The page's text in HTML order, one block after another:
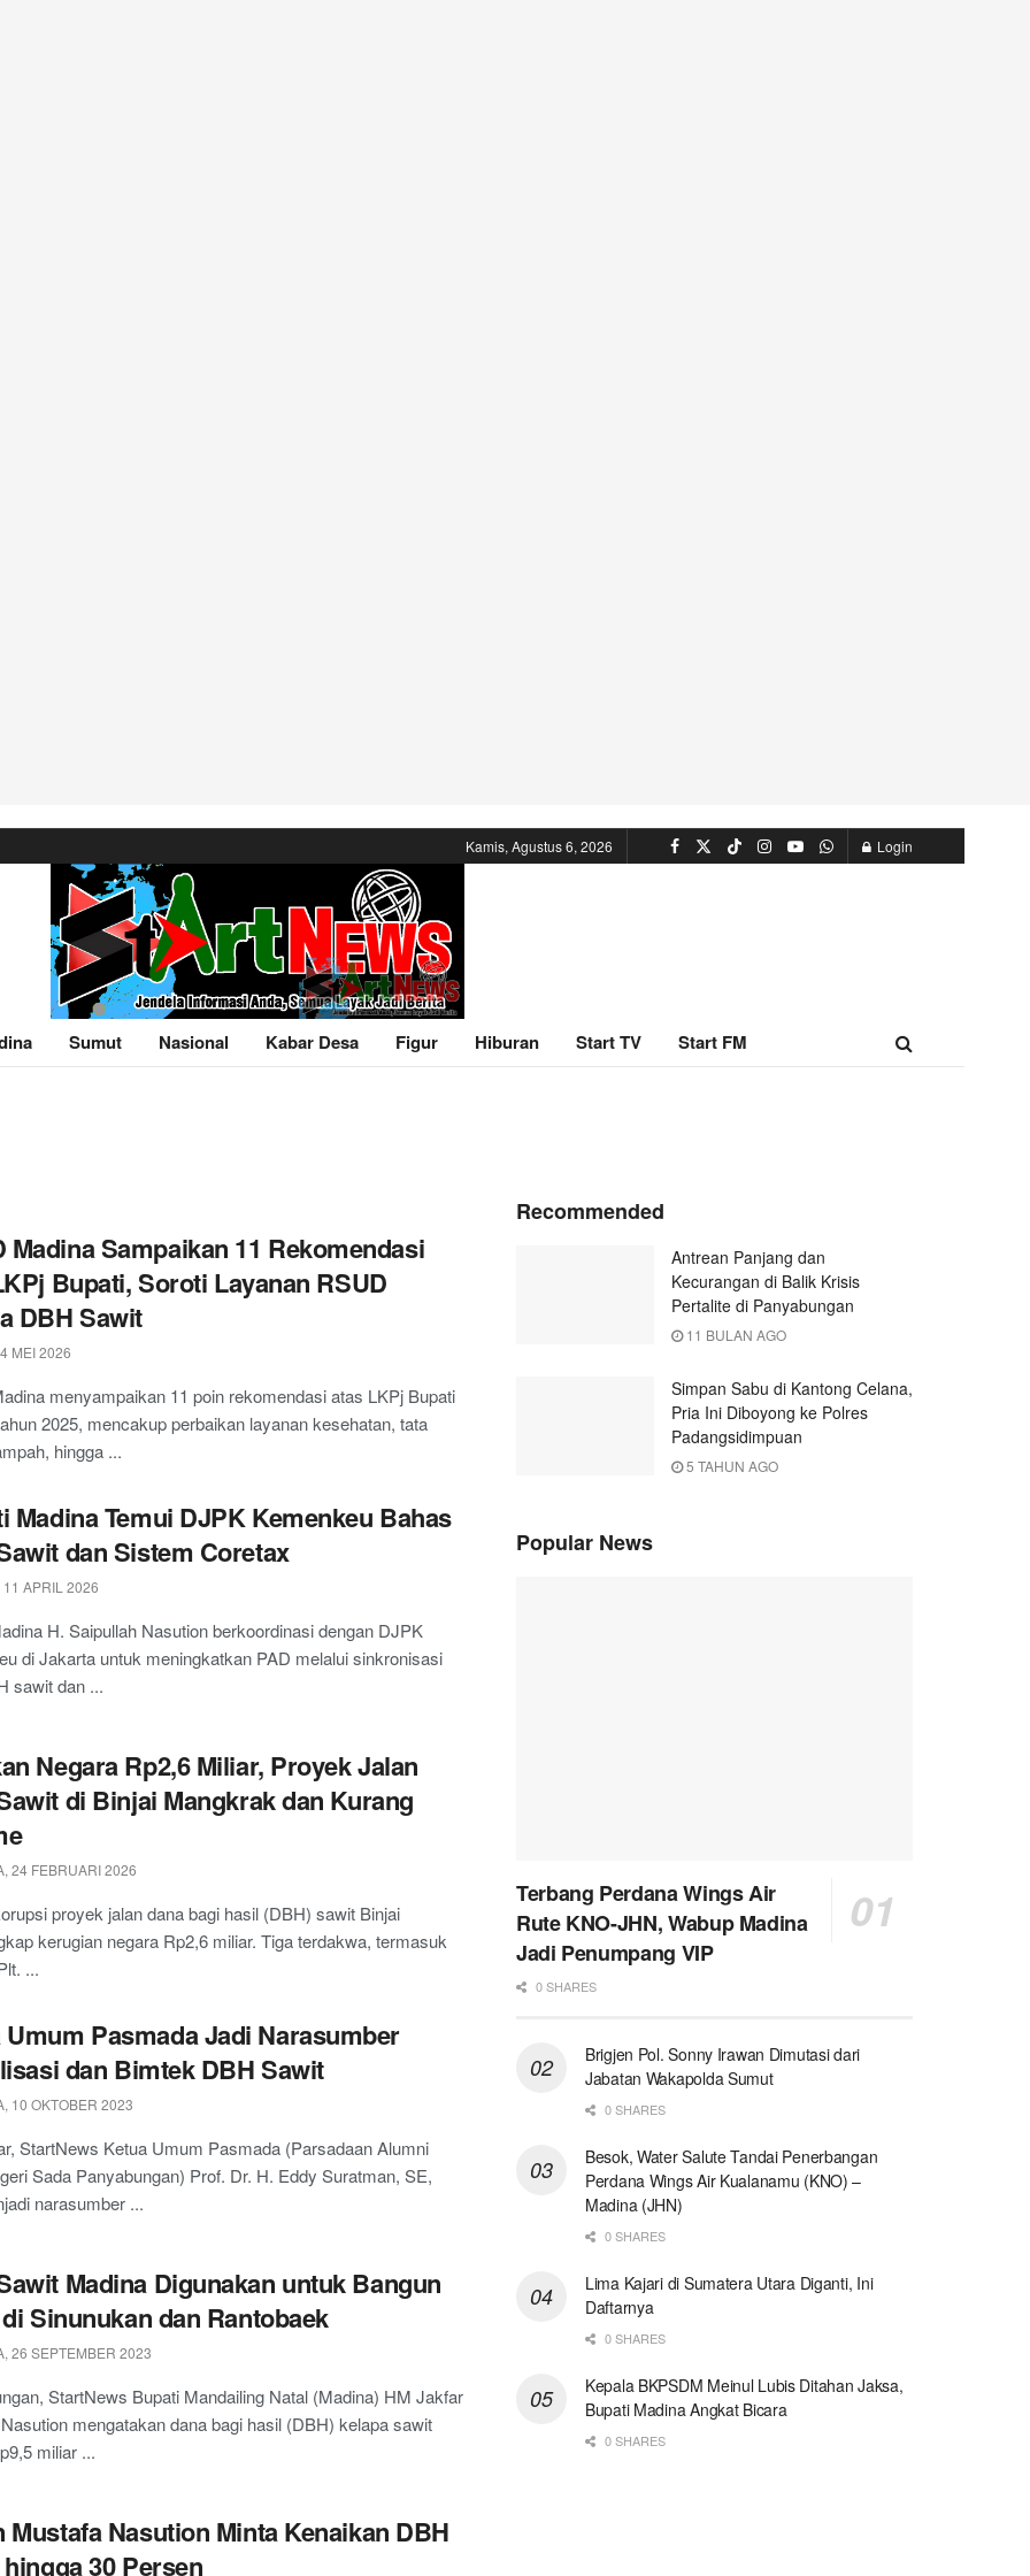
Kamis, Agustus 6, 2026 Login
Sumut Nasional Kabar Desa Figur Hiburan Start TV Start FM
Madina Sampaikan 11 Rekomendasi
Bupati, Soroti Layanan RSUD
DBH Sawit
MEI 2026
menyampaikan 11 poin rekomendasi atas LKPj Bupati
2025, mencakup perbaikan layanan kesehatan, tata
hingga ...
Madina Temui DJPK Kemenkeu Bahas
dan Sistem Coretax
APRIL 2026
H. Saipullah Nasution berkoordinasi dengan DJPK
di Jakarta untuk meningkatkan PAD melalui sinkronisasi
sawit dan ...
Negara Rp2,6 Miliar, Proyek Jalan
di Binjai Mangkrak dan Kurang
24 FEBRUARI 2026
proyek jalan dana bagi hasil (DBH) sawit Binjai
kerugian negara Rp2,6 miliar. Tiga terdakwa, termasuk
...
Umum Pasmada Jadi Narasumber
dan Bimtek DBH Sawit
10 OKTOBER 2023
StartNews Ketua Umum Pasmada (Parsadaan Alumni
Sada Panyabungan) Prof. Dr. H. Eddy Suratman, SE,
narasumber ...
Madina Digunakan untuk Bangun
Sinunukan dan Rantobaek
26 SEPTEMBER 2023
StartNews Bupati Mandailing Natal (Madina) HM Jakfar
mengatakan dana bagi hasil (DBH) kelapa sawit
miliar ...
Mustafa Nasution Minta Kenaikan DBH
30 Persen
Recommended
Antrean Panjang dan
Kecurangan di Balik Krisis
Pertalite di Panyabungan
11 BULAN AGO
Simpan Sabu di Kantong Celana,
Pria Ini Diboyong ke Polres
Padangsidimpuan
5 TAHUN AGO
Popular News
Terbang Perdana Wings Air
Rute KNO-JHN, Wabup Madina
Jadi Penumpang VIP
0 SHARES
Brigjen Pol. Sonny Irawan Dimutasi dari
Jabatan Wakapolda Sumut
0 SHARES
Besok, Water Salute Tandai Penerbangan
Perdana Wings Air Kualanamu (KNO) –
Madina (JHN)
0 SHARES
Lima Kajari di Sumatera Utara Diganti, Ini
Daftarnya
0 SHARES
Kepala BKPSDM Meinul Lubis Ditahan Jaksa,
Bupati Madina Angkat Bicara
0 SHARES